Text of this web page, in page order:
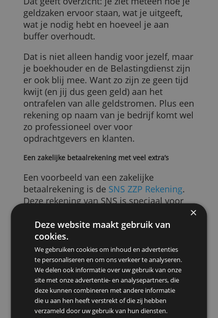
Een zakelijke betaalrekening als zzp’er
heeft veel voordelen. Zo zorg je dat je je
geldzaken voor privé en zakelijk scheidt.
geldzaken ervoor staan, wat je uitgeeft,
wat je nodig hebt en hoeveel je aan
buffer overhoudt.
Dat is niet alleen handig voor jezelf,
je boekhouder en de Belastingdienst zijn
er ook blij mee. Want zo zijn ze geen tijd
ontrafelen van alle geldstromen. Plus
rekening op naam van je bedrijf komt
zo professioneel over voor
opdrachtgevers en klanten.
Een zakelijke betaalrekening met veel extra’s
Een voorbeeld van een zakelijke
betaalrekening is deSNS ZZP Rekening
Deze rekening van SNS is speciaal voor
zzp’ers, zodat je niet betaalt voor
opties die je als kleine ondernemer toch
niet gebruikt.
Deze website maakt gebruik van
cookies.